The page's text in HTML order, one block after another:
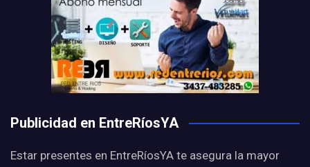
Publicidad en EntreRíosYA
Estar presentes en EntreRíosYA te asegura la mayor